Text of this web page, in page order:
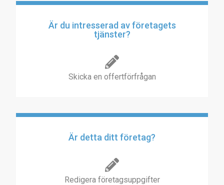
Är du intresserad av företagets
tjänster?
Skicka en offertförfrågan
Är detta ditt företag?
Redigera företagsuppgifter